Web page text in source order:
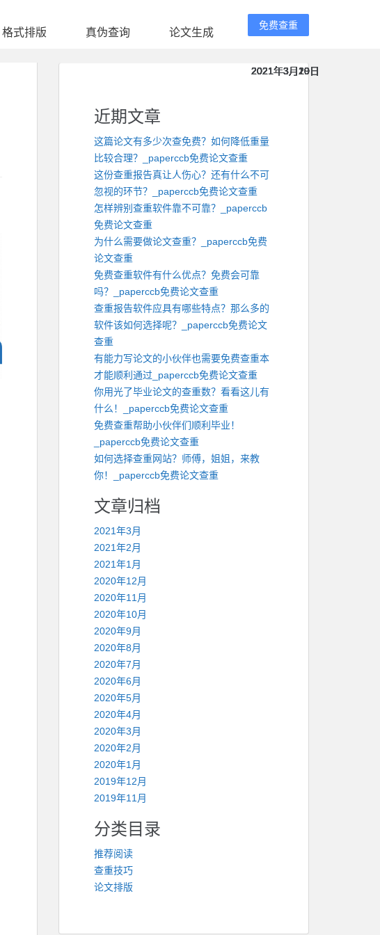
格式排版 真伪查询 论文生成
免费查重
近期文章
这篇论文有多少次查免费？如何降低重量
比较合理？_paperccb免费论文查重
2021年3月20日
这份查重报告真让人伤心？还有什么不可
忽视的环节？_paperccb免费论文查重
2021年3月20日
怎样辨别查重软件靠不可靠？_paperccb
免费论文查重
2021年3月20日
为什么需要做论文查重？_paperccb免费
论文查重
2021年3月20日
免费查重软件有什么优点？免费会可靠
吗？_paperccb免费论文查重
2021年3月20日
查重报告软件应具有哪些特点？那么多的
软件该如何选择呢？_paperccb免费论文
查重
2021年3月19日
有能力写论文的小伙伴也需要免费查重本
才能顺利通过_paperccb免费论文查重
2021年3月19日
你用光了毕业论文的查重数？看看这儿有
什么！_paperccb免费论文查重
2021年3月19日
免费查重帮助小伙伴们顺利毕业！
_paperccb免费论文查重
2021年3月19日
如何选择查重网站？师傅，姐姐，来教
你！_paperccb免费论文查重
2021年3月19日
文章归档
2021年3月
2021年2月
2021年1月
2020年12月
2020年11月
2020年10月
2020年9月
2020年8月
2020年7月
2020年6月
2020年5月
2020年4月
2020年3月
2020年2月
2020年1月
2019年12月
2019年11月
分类目录
推荐阅读
查重技巧
论文排版